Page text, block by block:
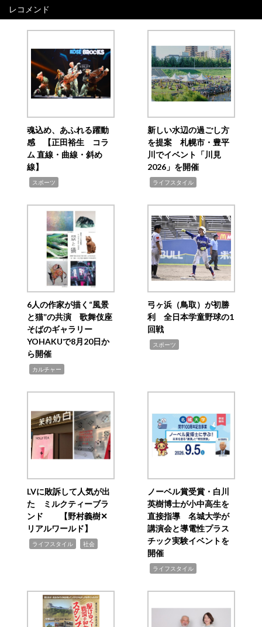
レコメンド
魂込め、あふれる躍動
感 【正田裕生 コラ
ム 直線・曲線・斜め
線】
スポーツ
新しい水辺の過ごし方
を提案 札幌市・豊平
川でイベント「川見
2026」を開催
ライフスタイル
6人の作家が描く“風景
と猫”の共演 歌舞伎座
そばのギャラリー
YOHAKUで8月20日か
ら開催
カルチャー
弓ヶ浜（鳥取）が初勝
利 全日本学童野球の1
回戦
スポーツ
LVに敗訴して人気が出
た ミルクティーブラ
ンド 【野村義樹✕
リアルワールド】
ライフスタイル 社会
ノーベル賞受賞・白川
英樹博士が小中高生を
直接指導 名城大学が
講演会と導電性プラス
チック実験イベントを
開催
ライフスタイル